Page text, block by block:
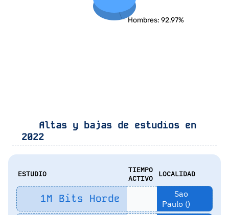
Hombres: 92.97%
Altas y bajas de estudios en
2022
ESTUDIO
TIEMPO
ACTIVO
LOCALIDAD
1M Bits Horde
Sao
Paulo ()